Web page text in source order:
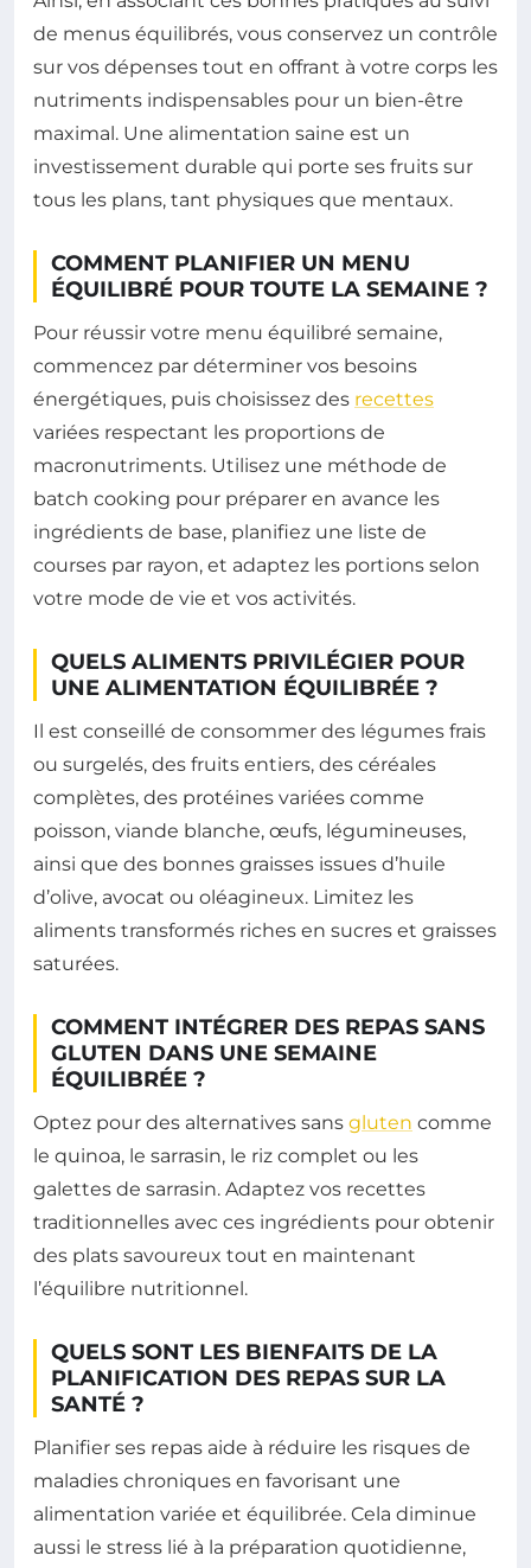
de menus équilibrés, vous conservez un contrôle
sur vos dépenses tout en offrant à votre corps les
nutriments indispensables pour un bien-être
maximal. Une alimentation saine est un
investissement durable qui porte ses fruits sur
tous les plans, tant physiques que mentaux.
COMMENT PLANIFIER UN MENU
ÉQUILIBRÉ POUR TOUTE LA SEMAINE ?
Pour réussir votre menu équilibré semaine,
commencez par déterminer vos besoins
énergétiques, puis choisissez des recettes
variées respectant les proportions de
macronutriments. Utilisez une méthode de
batch cooking pour préparer en avance les
ingrédients de base, planifiez une liste de
courses par rayon, et adaptez les portions selon
votre mode de vie et vos activités.
QUELS ALIMENTS PRIVILÉGIER POUR
UNE ALIMENTATION ÉQUILIBRÉE ?
Il est conseillé de consommer des légumes frais
ou surgelés, des fruits entiers, des céréales
complètes, des protéines variées comme
poisson, viande blanche, œufs, légumineuses,
ainsi que des bonnes graisses issues d’huile
d’olive, avocat ou oléagineux. Limitez les
aliments transformés riches en sucres et graisses
saturées.
COMMENT INTÉGRER DES REPAS SANS
GLUTEN DANS UNE SEMAINE
ÉQUILIBRÉE ?
Optez pour des alternatives sans gluten comme
le quinoa, le sarrasin, le riz complet ou les
galettes de sarrasin. Adaptez vos recettes
traditionnelles avec ces ingrédients pour obtenir
des plats savoureux tout en maintenant
l’équilibre nutritionnel.
QUELS SONT LES BIENFAITS DE LA
PLANIFICATION DES REPAS SUR LA
SANTÉ ?
Planifier ses repas aide à réduire les risques de
maladies chroniques en favorisant une
alimentation variée et équilibrée. Cela diminue
aussi le stress lié à la préparation quotidienne,